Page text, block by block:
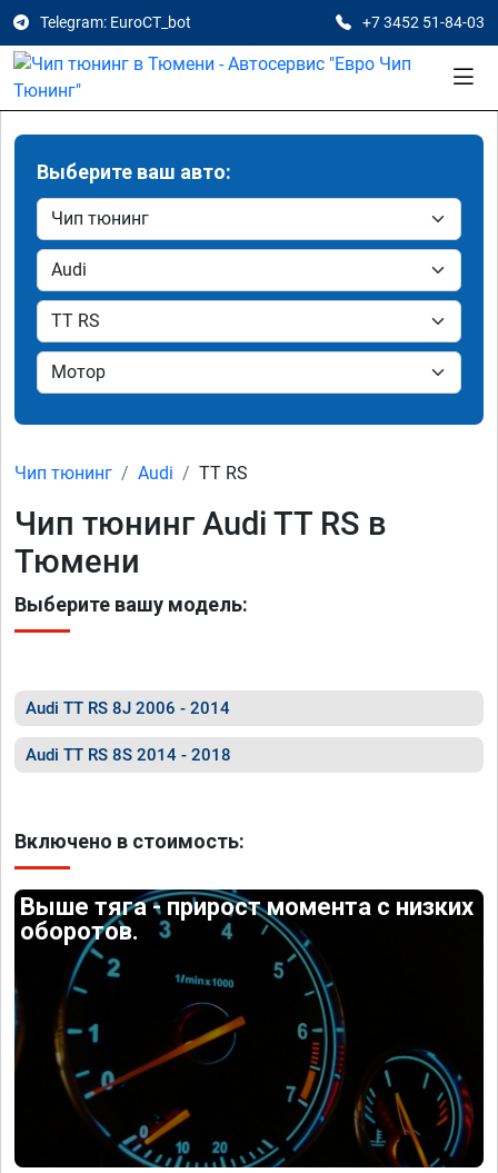
Telegram: EuroCT_bot +7 3452 51-84-03
Выберите ваш авто:
Чип тюнинг Audi TT RS
Чип тюнинг Audi TT RS в
Тюмени
Выберите вашу модель:
Audi TT RS 8J 2006 - 2014
Audi TT RS 8S 2014 - 2018
Включено в стоимость:
Выше тяга - прирост момента с низких
оборотов.